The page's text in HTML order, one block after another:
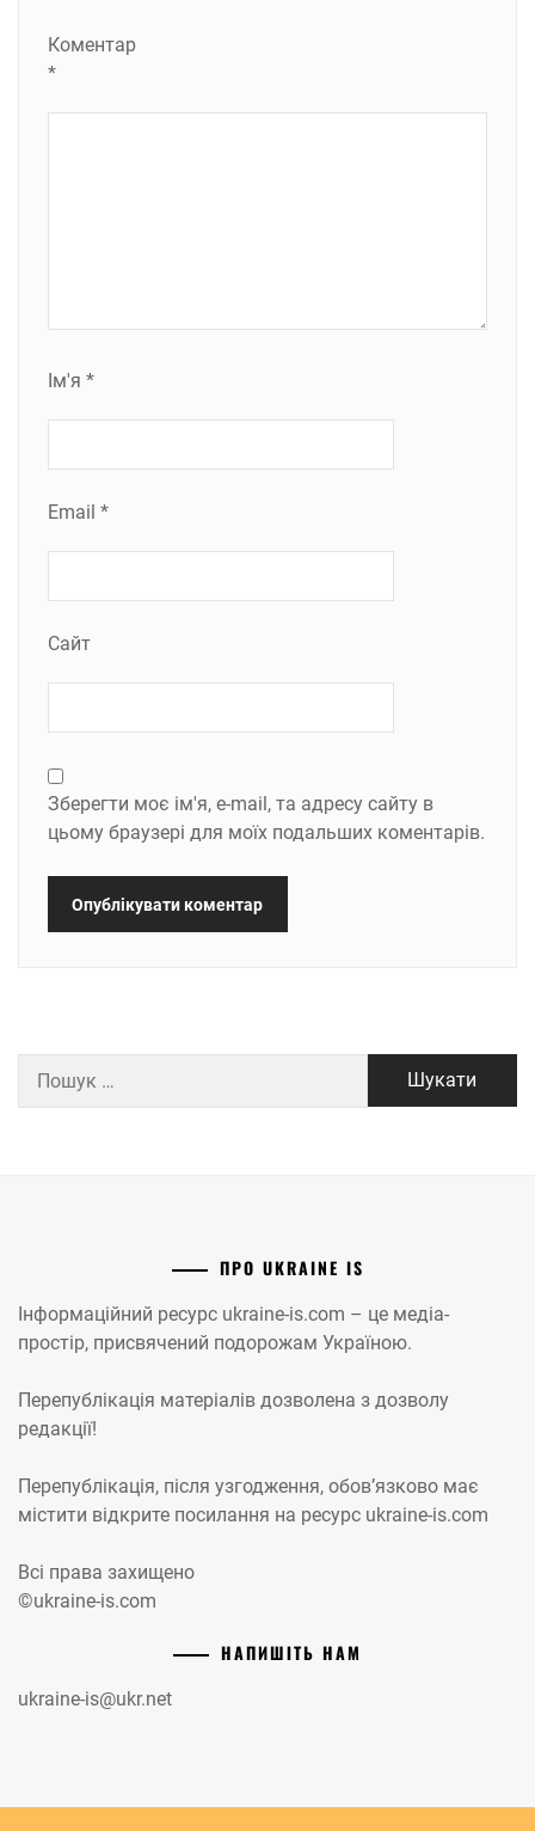
Коментар
*
Ім'я *
Email *
Сайт
Зберегти моє ім'я, e-mail, та адресу сайту в
цьому браузері для моїх подальших коментарів.
ПРО UKRAINE IS
Інформаційний ресурс ukraine-is.com – це медіа-
простір, присвячений подорожам Україною.
Перепублікація матеріалів дозволена з дозволу
редакції!
Перепублікація, після узгодження, обов’язково має
містити відкрите посилання на ресурс ukraine-is.com
Всі права захищено
©ukraine-is.com
НАПИШІТЬ НАМ
ukraine-is@ukr.net